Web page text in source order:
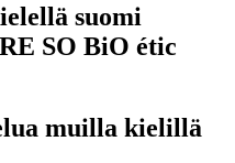
suomi
SO BiO étic
muilla kielillä